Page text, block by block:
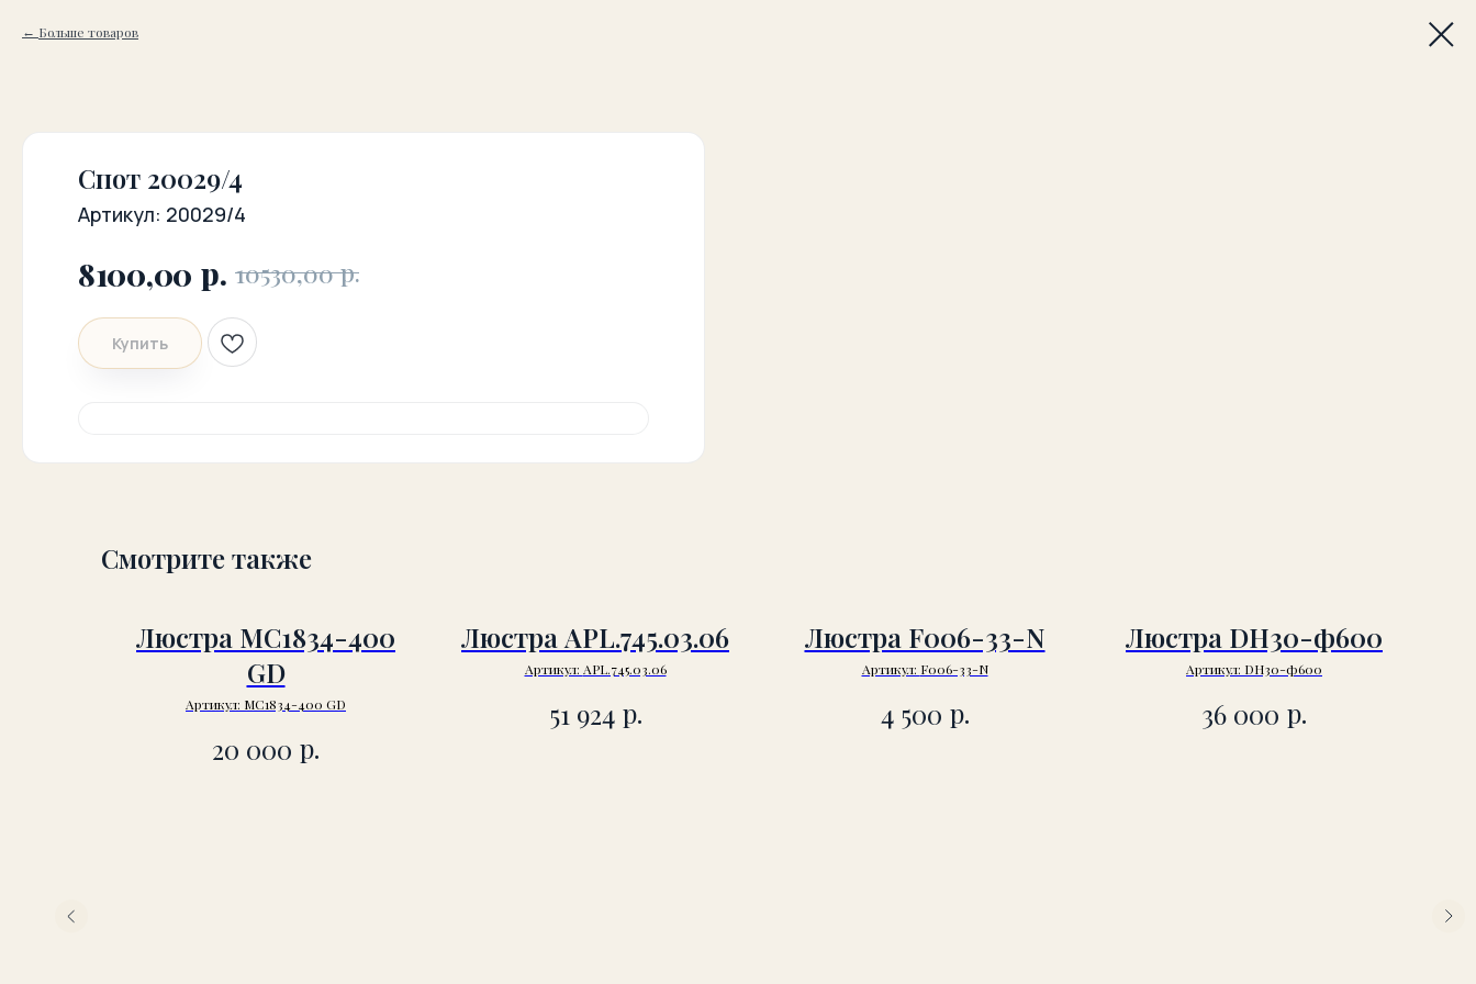
Больше товаров
Спот 20029/4
Артикул: 20029/4
8100,00 р. 10530,00 р.
Купить
Смотрите также
Люстра MC1834-400
GD
Артикул: MC1834-400 GD
20 000 р.
Люстра APL.745.03.06
Артикул: APL.745.03.06
51 924 р.
Люстра F006-33-N
Артикул: F006-33-N
4 500 р.
Люстра DH30-ф600
Артикул: DH30-ф600
36 000 р.